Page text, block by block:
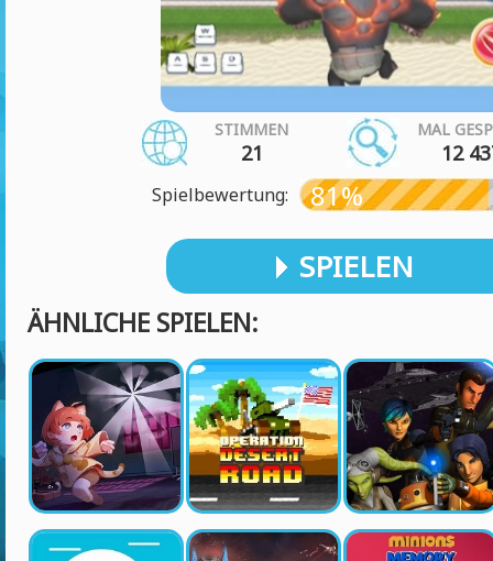
STIMMEN
21
MAL
12
Spielbewertung: 81%
SPIELEN
ÄHNLICHE SPIELEN: